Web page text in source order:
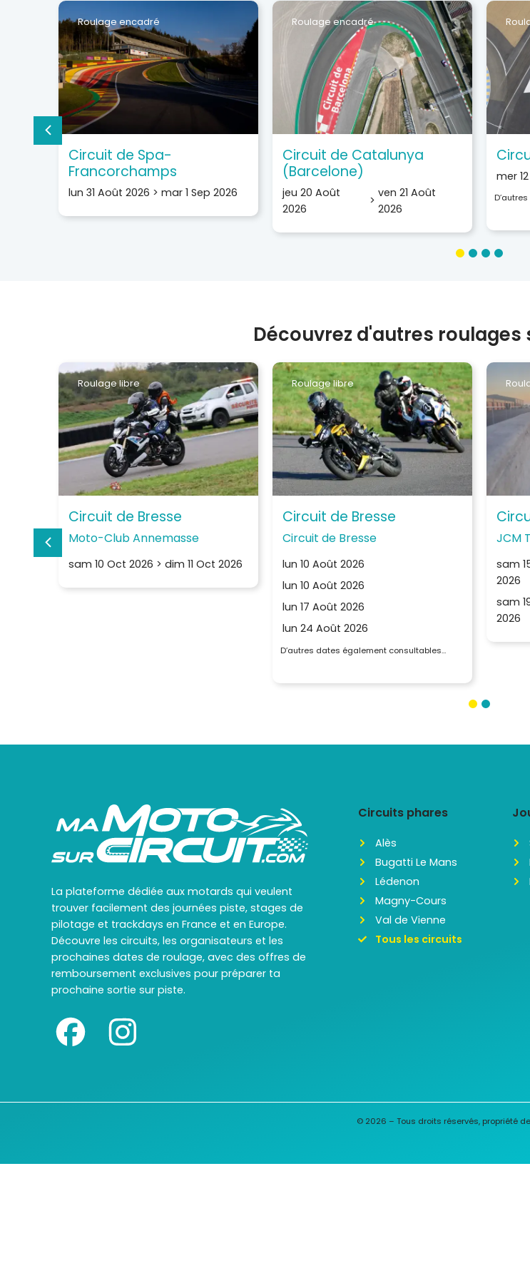
Roulage encadré
Circuit de Spa-
Francorchamps
lun 31 Août 2026 > mar 1 Sep 2026
Roulage encadré
Circuit de Catalunya
(Barcelone)
jeu 20 Août
2026
>
ven 21 Août
2026
mer
Découvrez d'autres
Roulage libre
Circuit de Bresse
Moto-Club Annemasse
sam 10 Oct 2026 > dim 11 Oct 2026
Roulage libre
Circuit de Bresse
Circuit de Bresse
lun 10 Août 2026
lun 10 Août 2026
lun 17 Août 2026
lun 24 Août 2026
D’autres dates également consultables…
JCM
sam
2026
sam
2026
La plateforme dédiée aux motards qui veulent
trouver facilement des journées piste, stages de
pilotage et trackdays en France et en Europe.
Découvre les circuits, les organisateurs et les
prochaines dates de roulage, avec des offres de
remboursement exclusives pour préparer ta
prochaine sortie sur piste.
Circuits phares
Alès
Bugatti Le Mans
Lédenon
Magny-Cours
Val de Vienne
Tous les circuits
© 2026 – Tous droits réservés, propriété